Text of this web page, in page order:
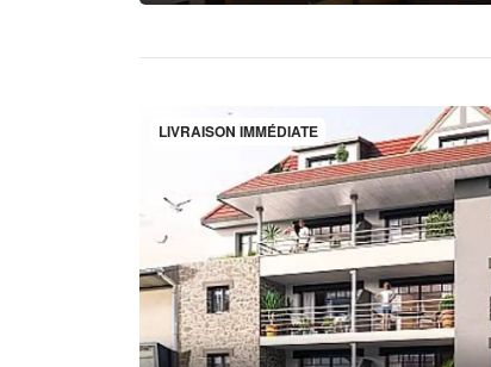
LIVRAISON IMMÉDIATE